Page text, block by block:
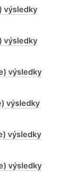
výsledky
výsledky
výsledky
výsledky
výsledky
výsledky